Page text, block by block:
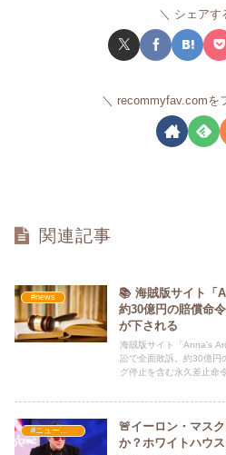
シェアす
recommyfav.comを
関連記事
#news
📚 海賊版サイト「
約30億円の賠償命
が下される
海賊版サイト「Anna's
訟で全面敗訴。約30億円
グ停止を含む永久差止命
#ニュース・社会・コラム
🚨イーロン・マス
か？ホワイトハウ